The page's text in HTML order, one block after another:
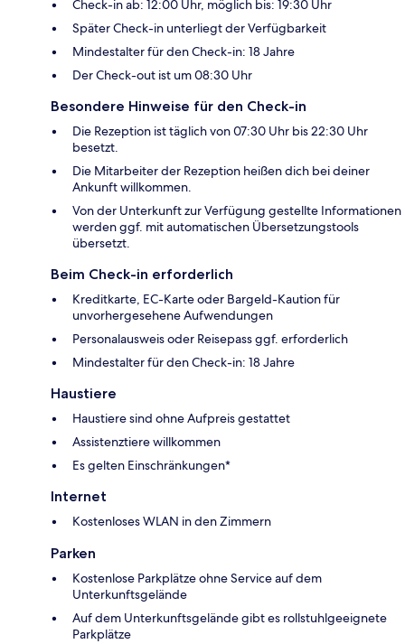
Check-in ab: 12:00 Uhr, möglich bis: 19:30 Uhr
Später Check-in unterliegt der Verfügbarkeit
Mindestalter für den Check-in: 18 Jahre
Der Check-out ist um 08:30 Uhr
Besondere Hinweise für den Check-in
Die Rezeption ist täglich von 07:30 Uhr bis 22:30 Uhr
besetzt.
Die Mitarbeiter der Rezeption heißen dich bei deiner
Ankunft willkommen.
Von der Unterkunft zur Verfügung gestellte Informationen
werden ggf. mit automatischen Übersetzungstools
übersetzt.
Beim Check-in erforderlich
Kreditkarte, EC-Karte oder Bargeld-Kaution für
unvorhergesehene Aufwendungen
Personalausweis oder Reisepass ggf. erforderlich
Mindestalter für den Check-in: 18 Jahre
Haustiere
Haustiere sind ohne Aufpreis gestattet
Assistenztiere willkommen
Es gelten Einschränkungen*
Internet
Kostenloses WLAN in den Zimmern
Parken
Kostenlose Parkplätze ohne Service auf dem
Unterkunftsgelände
Auf dem Unterkunftsgelände gibt es rollstuhlgeeignete
Parkplätze